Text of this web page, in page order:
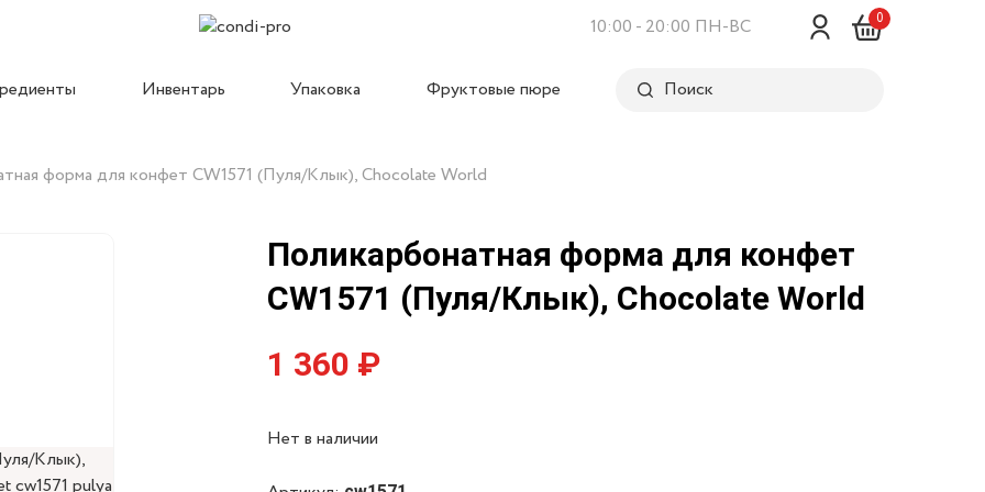
10:00 - 20:00 ПН-ВС 0
Инвентарь
Формы Implast
Формы Chocolate World
Формы Martellato
Упаковка Фруктовые пюре Поиск
форма для конфет CW1571 (Пуля/Клык), Chocolate World
Поликарбонатная форма для конфет
CW1571 (Пуля/Клык), Chocolate World
1 360 ₽
Нет в наличии